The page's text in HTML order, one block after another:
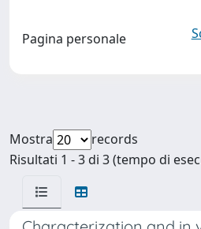
Pagina personale
Mostra
records
Risultati 1 - 3 di 3 (tempo di